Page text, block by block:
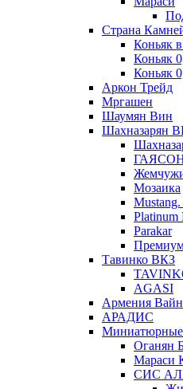
Страна
Коньяк
Коньяк
Коньяк
Аркон Трейд
Мргашен
Шаумян Вин
Шахназарян
Мозаика
Platinum
Parakar
Тавинко ВКЗ
AGASI
Армения Вайн
АРАДИС
Миниатюрные
Оганян
Мараси
СИС